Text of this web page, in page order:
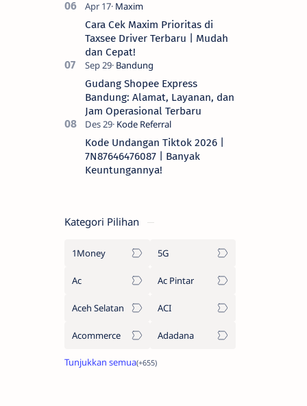
Cara Cek Maxim Prioritas di
Taxsee Driver Terbaru | Mudah
dan Cepat!
Gudang Shopee Express
Bandung: Alamat, Layanan, dan
Jam Operasional Terbaru
Kode Undangan Tiktok 2026 |
7N87646476087 | Banyak
Keuntungannya!
Kategori Pilihan
1Money 5G
Ac Ac Pintar
Aceh Selatan ACI
Acommerce Adadana